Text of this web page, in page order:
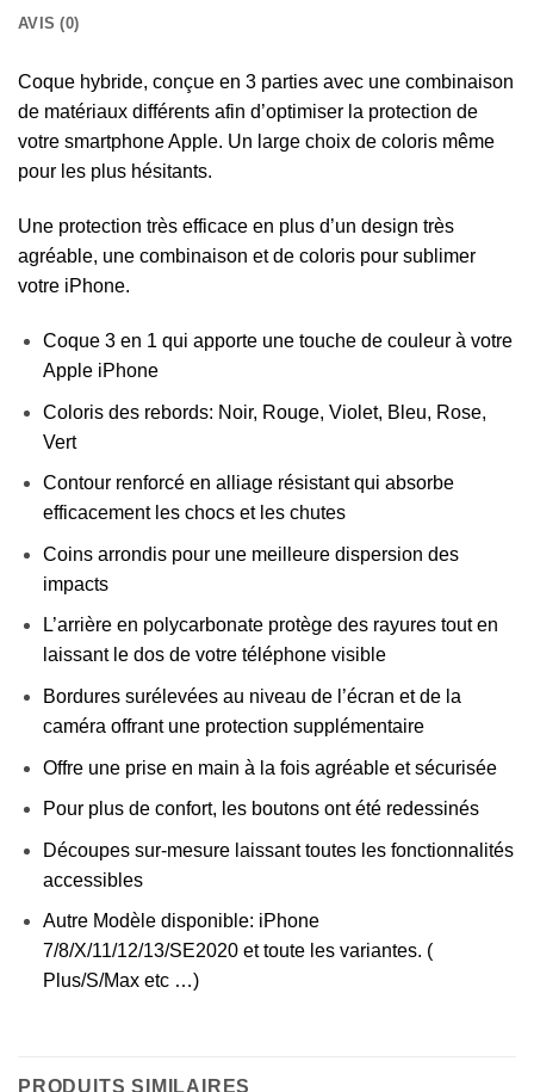
AVIS (0)
Coque hybride, conçue en 3 parties avec une combinaison
de matériaux différents afin d’optimiser la protection de
votre smartphone Apple. Un large choix de coloris même
pour les plus hésitants.
Une protection très efficace en plus d’un design très
agréable, une combinaison et de coloris pour sublimer
votre iPhone.
Coque 3 en 1 qui apporte une touche de couleur à votre
Apple iPhone
Coloris des rebords: Noir, Rouge, Violet, Bleu, Rose,
Vert
Contour renforcé en alliage résistant qui absorbe
efficacement les chocs et les chutes
Coins arrondis pour une meilleure dispersion des
impacts
L’arrière en polycarbonate protège des rayures tout en
laissant le dos de votre téléphone visible
Bordures surélevées au niveau de l’écran et de la
caméra offrant une protection supplémentaire
Offre une prise en main à la fois agréable et sécurisée
Pour plus de confort, les boutons ont été redessinés
Découpes sur-mesure laissant toutes les fonctionnalités
accessibles
Autre Modèle disponible: iPhone
7/8/X/11/12/13/SE2020 et toute les variantes. (
Plus/S/Max etc …)
PRODUITS SIMILAIRES